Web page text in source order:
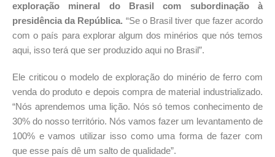
exploração mineral do Brasil com subordinação à
presidência da República. “Se o Brasil tiver que fazer acordo
com o país para explorar algum dos minérios que nós temos
aqui, isso terá que ser produzido aqui no Brasil”.
Ele criticou o modelo de exploração do minério de ferro com
venda do produto e depois compra de material industrializado.
“Nós aprendemos uma lição. Nós só temos conhecimento de
30% do nosso território. Nós vamos fazer um levantamento de
100% e vamos utilizar isso como uma forma de fazer com
que esse país dê um salto de qualidade”.